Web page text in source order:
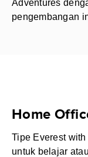
Adventures
pengembangan
Home
Tipe Everest
untuk belajar